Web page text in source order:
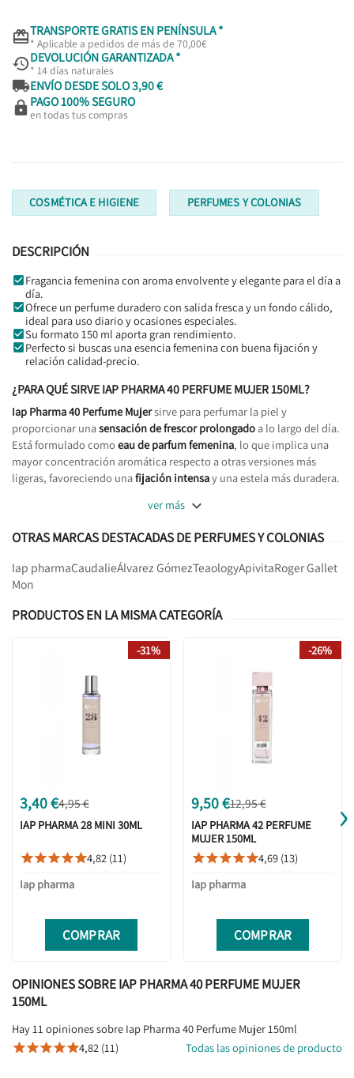
TRANSPORTE GRATIS EN PENÍNSULA *
* Aplicable a pedidos de más de 70,00€
DEVOLUCIÓN GARANTIZADA *
* 14 días naturales
ENVÍO DESDE SOLO 3,90 €
 PAGO 100% SEGURO
en todas tus compras
COSMÉTICA E HIGIENE PERFUMES Y COLONIAS
DESCRIPCIÓN
Fragancia femenina con aroma envolvente y elegante para el día a
día.
Ofrece un perfume duradero con salida fresca y un fondo cálido,
ideal para uso diario y ocasiones especiales.
Su formato 150 ml aporta gran rendimiento.
Perfecto si buscas una esencia femenina con buena fijación y
relación calidad-precio.
¿PARA QUÉ SIRVE IAP PHARMA 40 PERFUME MUJER 150ML?
Iap Pharma 40 Perfume Mujersirve para perfumar la piel y
proporcionar unasensación de frescor prolongadoa lo largo del día.
Está formulado como eau de parfum femenina, lo que implica una
mayor concentración aromática respecto a otras versiones más
ligeras, favoreciendo unafijación intensay una estela más duradera.
ver más 
OTRAS MARCAS DESTACADAS DE PERFUMES Y COLONIAS
Iap pharmaCaudalieÁlvarez GómezTeaologyApivitaRoger Gallet
Mon
PRODUCTOS EN LA MISMA CATEGORÍA
3,40 €4,95 €
IAP PHARMA 28 MINI 30ML
4,82 (11)
Iap pharma
COMPRAR
-31%
9,50 €12,95 €
IAP PHARMA 42 PERFUME
MUJER 150ML
4,69 (13)
Iap pharma
COMPRAR
-26%
›
OPINIONES SOBRE IAP PHARMA 40 PERFUME MUJER
150ML
Hay 11 opiniones sobre Iap Pharma 40 Perfume Mujer 150ml
4,82 (11) Todas las opiniones de producto